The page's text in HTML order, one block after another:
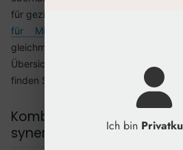
für gezielte Deponierung bewährt.
für Microneedling
oder Meso-
gleichmäßige und kontrollierte
Übersicht über verschiedene
finden Sie in unserem Blog.
synergistische Effekte
Ich bin